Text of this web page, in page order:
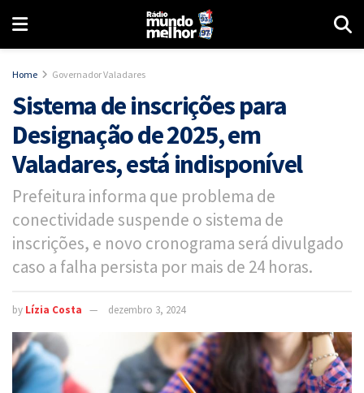
Home Governador Valadares
Sistema de inscrições para
Designação de 2025, em
Valadares, está indisponível
Prefeitura informa que problema de
conectividade suspende o sistema de
inscrições, e novo cronograma será divulgado
caso a falha persista por mais de 24 horas.
by Lízia Costa dezembro 3, 2024